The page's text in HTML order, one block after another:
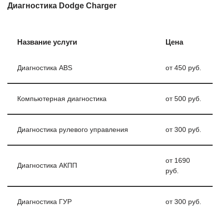
Диагностика Dodge Charger
Название услуги Цена
Диагностика ABS от 450 руб.
Компьютерная диагностика от 500 руб.
Диагностика рулевого управления от 300 руб.
Диагностика АКПП
от 1690
руб.
Диагностика ГУР от 300 руб.